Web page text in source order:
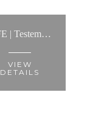
LIFE | Testemunho Processo de Coaching: “A Anita é alguém com quem é fácil conversar, de um pragmatismo notável”
VIEW
DETAILS